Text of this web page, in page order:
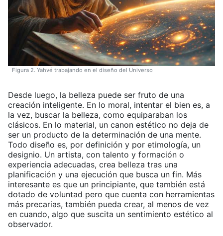
Figura 2. Yahvé trabajando en el diseño del Universo
Desde luego, la belleza puede ser fruto de una
creación inteligente. En lo moral, intentar el bien es, a
la vez, buscar la belleza, como equiparaban los
clásicos. En lo material, un canon estético no deja de
ser un producto de la determinación de una mente.
Todo diseño es, por definición y por etimología, un
designio. Un artista, con talento y formación o
experiencia adecuadas, crea belleza tras una
planificación y una ejecución que busca un fin. Más
interesante es que un principiante, que también está
dotado de voluntad pero que cuenta con herramientas
más precarias, también pueda crear, al menos de vez
en cuando, algo que suscita un sentimiento estético al
observador.